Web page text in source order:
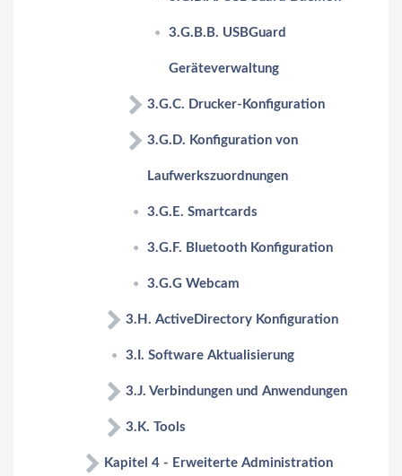
3.G.B.B. USBGuard
Geräteverwaltung
3.G.C. Drucker-Konfiguration
3.G.D. Konfiguration von
Laufwerkszuordnungen
3.G.E. Smartcards
3.G.F. Bluetooth Konfiguration
3.G.G Webcam
3.H. ActiveDirectory Konfiguration
3.I. Software Aktualisierung
3.J. Verbindungen und Anwendungen
3.K. Tools
Kapitel 4 - Erweiterte Administration